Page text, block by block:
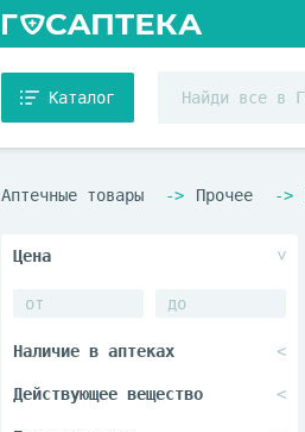
Каталог
Аптечные товары Прочее